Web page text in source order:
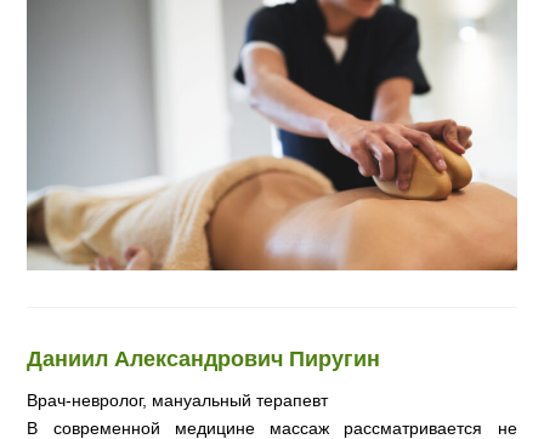
Даниил Александрович Пиругин
Врач-невролог, мануальный терапевт
В современной медицине массаж рассматривается не